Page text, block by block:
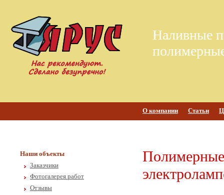
Наливные
О компании Статьи
Наши объекты
Заказчики
Фотогалерея работ
Отзывы